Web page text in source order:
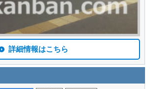
詳細情報はこちら